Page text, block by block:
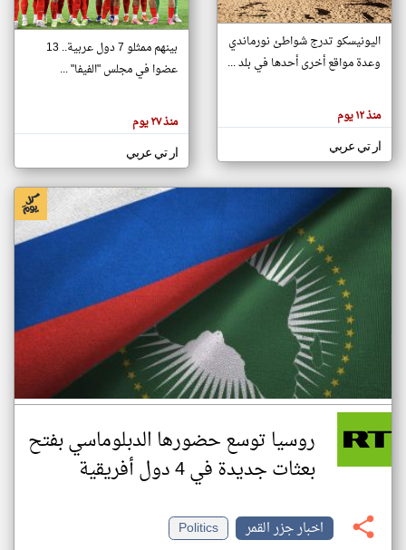
تغيير الدولة
اخبار جزر القمر على مدار الساعة
أهم اخبار جزر القمر العاجلة والمباشرة
هنا عن
وجهة
كاتبيها.
اليونيسكو تدرج شواطئ نورماندي
وعدة مواقع أخرى أحدها في بلد ...
منذ ١٢ يوم
ار تي عربي
بينهم ممثلو 7 دول عربية.. 13
عضوا في مجلس "الفيفا" ...
منذ ٢٧ يوم
ار تي عربي
روسيا توسع حضورها الدبلوماسي بفتح
بعثات جديدة في 4 دول أفريقية
اخبار جزر القمر
Politics
klyoum.com